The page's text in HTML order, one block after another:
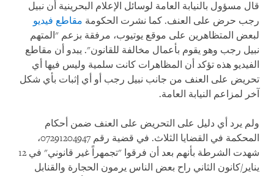
قال مسؤول بالنيابة العامة لوسائل الإعلام البحرينية أن نبيل
رجب حرض على العنف. كما نشرت الحكومة مقاطع فيديو
لبعض المتظاهرين على موقع يوتيوب، مرفقة بزعم "المتهم
نبيل رجب وهو يقوم بأعمال مخالفة للقانون". يبدو أن مقاطع
الفيديو هذه تؤكد أن المظاهرات كانت سلمية وليس فيها أي
تحريض على العنف من جانب نبيل رجب أو أي إثبات بأي شكل
آخر لمزاعم النيابة العامة.
ولم يرد أي دليل على التحريض على العنف ضمن أحكام
المحكمة في القضايا الثلاث. في قضية رقم 07291204947،
شهدت الشرطة بأنهم بعد أن فرقوا "تجمهراً غير قانوني" في 12
يناير/كانون الثاني راح بعض الناس يرمون الحجارة والقنابل